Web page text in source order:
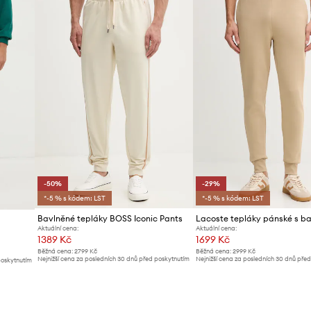
-50%
*-5 % s kódem: LST
Bavlněné tepláky BOSS Iconic Pants
Aktuální cena:
1389 Kč
Běžná cena: 2799 Kč
Nejnižší cena za posledních 30 dnů před poskytnutím
-29%
*-5 % s kódem: LST
Lacoste tepláky pánské s
Aktuální cena:
1699 Kč
Běžná cena: 2999 Kč
Nejnižší cena za posledních 30 dnů